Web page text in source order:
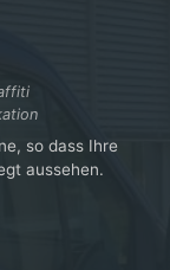
so dass Ihre
aussehen.